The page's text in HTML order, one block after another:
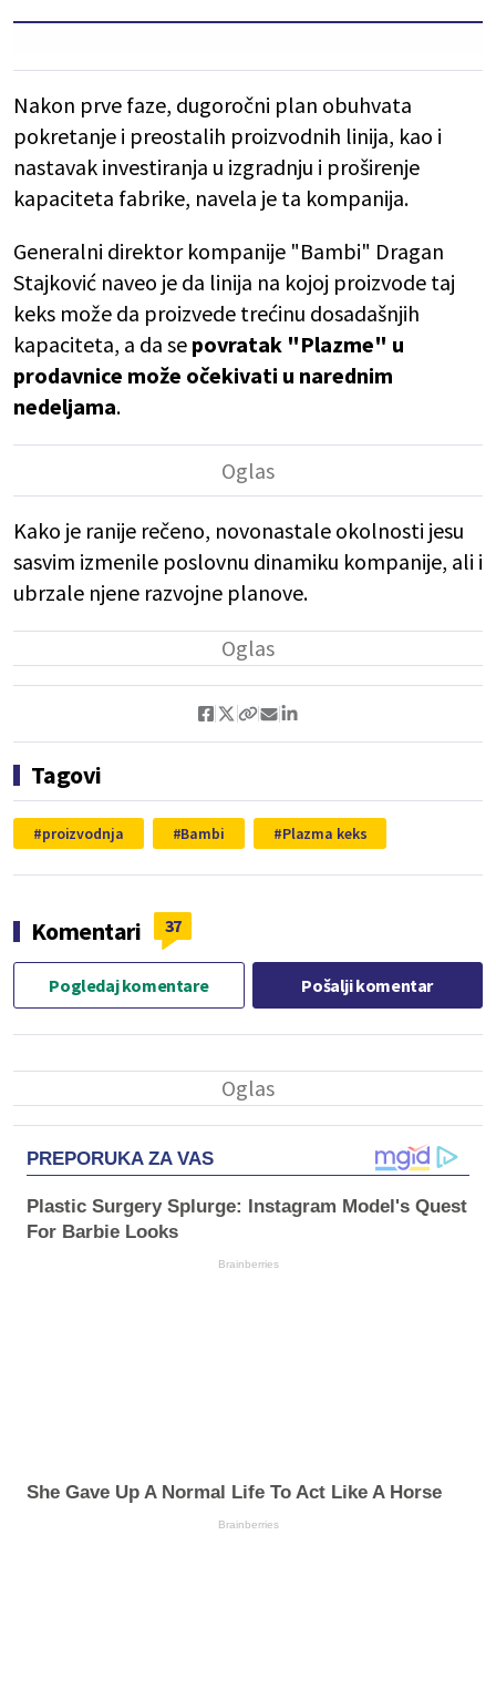
Nakon prve faze, dugoročni plan obuhvata
pokretanje i preostalih proizvodnih linija, kao i
nastavak investiranja u izgradnju i proširenje
kapaciteta fabrike, navela je ta kompanija.
Generalni direktor kompanije "Bambi" Dragan
Stajković naveo je da linija na kojoj proizvode taj
keks može da proizvede trećinu dosadašnjih
kapaciteta, a da se povratak "Plazme" u
prodavnice može očekivati u narednim
nedeljama.
Kako je ranije rečeno, novonastale okolnosti jesu
sasvim izmenile poslovnu dinamiku kompanije, ali i
ubrzale njene razvojne planove.
Tagovi
proizvodnja Bambi Plazma keks
Komentari 37
Pogledaj komentare Pošalji komentar
PREPORUKA ZA VAS
Plastic Surgery Splurge: Instagram Model's Quest
For Barbie Looks
Brainberries
She Gave Up A Normal Life To Act Like A Horse
Brainberries